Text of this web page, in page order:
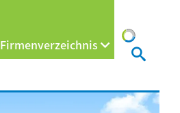
Firmenverzeichnis